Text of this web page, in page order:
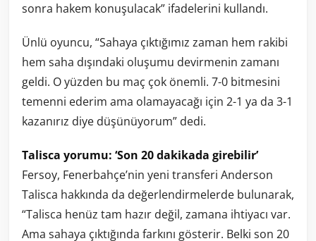
sonra hakem konuşulacak” ifadelerini kullandı.
Ünlü oyuncu, “Sahaya çıktığımız zaman hem rakibi
hem saha dışındaki oluşumu devirmenin zamanı
geldi. O yüzden bu maç çok önemli. 7-0 bitmesini
temenni ederim ama olamayacağı için 2-1 ya da 3-1
kazanırız diye düşünüyorum” dedi.
Talisca yorumu: ‘Son 20 dakikada girebilir’
Fersoy, Fenerbahçe’nin yeni transferi Anderson
Talisca hakkında da değerlendirmelerde bulunarak,
“Talisca henüz tam hazır değil, zamana ihtiyacı var.
Ama sahaya çıktığında farkını gösterir. Belki son 20